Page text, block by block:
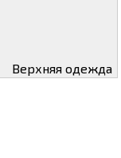
Верхняя одежда